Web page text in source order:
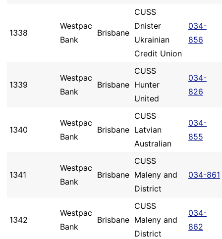
1338
Westpac
Bank
Brisbane
CUSS
Dnister
Ukrainian
Credit Union
034-
856
1339
Westpac
Bank
Brisbane
CUSS
Hunter
United
034-
826
1340
Westpac
Bank
Brisbane
CUSS
Latvian
Australian
034-
855
1341
Westpac
Bank
Brisbane
CUSS
Maleny and
District
034-861
1342
Westpac
Bank
Brisbane
CUSS
Maleny and
District
034-
862